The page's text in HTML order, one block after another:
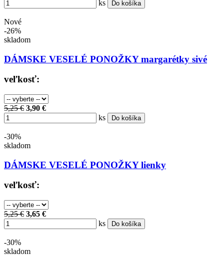
ks Do košíka
Nové
-26%
skladom
DÁMSKE VESELÉ PONOŽKY margarétky sivé
veľkosť:
5,25 € 3,90 €
ks
Do košíka
-30%
skladom
DÁMSKE VESELÉ PONOŽKY lienky
veľkosť:
5,25 € 3,65 €
ks
Do košíka
-30%
skladom